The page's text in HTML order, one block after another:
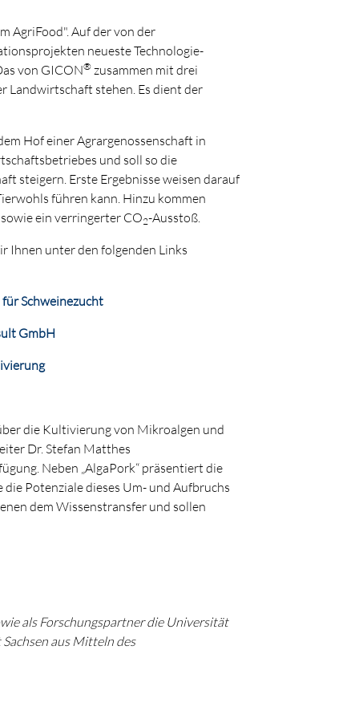
AgriFood". Auf der von der
neueste Technologie-
von GICON® zusammen mit drei
Landwirtschaft stehen. Es dient der
Hof einer Agrargenossenschaft in
und soll so die
steigern. Erste Ergebnisse weisen darauf
führen kann. Hinzu kommen
ein verringerter CO2-Ausstoß.
Ihnen unter den folgenden Links
Schweinezucht
GmbH
die Kultivierung von Mikroalgen und
Dr. Stefan Matthes
Neben „AlgaPork“ präsentiert die
Potenziale dieses Um- und Aufbruchs
dem Wissenstransfer und sollen
als Forschungspartner die Universität
aus Mitteln des